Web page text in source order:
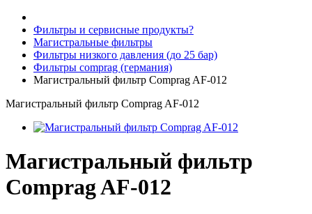
Фильтры и сервисные продукты?
Магистральные фильтры
Фильтры низкого давления (до 25 бар)
Фильтры comprag (германия)
Магистральный фильтр Comprag AF-012
Магистральный фильтр Comprag AF-012
Магистральный фильтр
Comprag AF-012